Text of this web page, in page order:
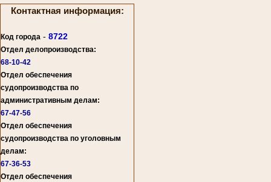
Контактная информация:
Код города - 8722
Отдел делопроизводства:
68-10-42
Отдел обеспечения
судопроизводства по
административным делам:
67-47-56
Отдел обеспечения
судопроизводства по уголовным
делам:
67-36-53
Отдел обеспечения